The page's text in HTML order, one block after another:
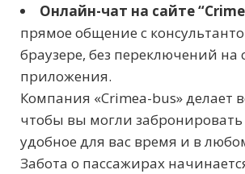
Онлайн-чат на сайте
прямое общение с
браузере, без переключений на
приложения.
Компания «Crimea-bus» делает
чтобы вы могли забронировать
удобное для вас время и в
Забота о пассажирах